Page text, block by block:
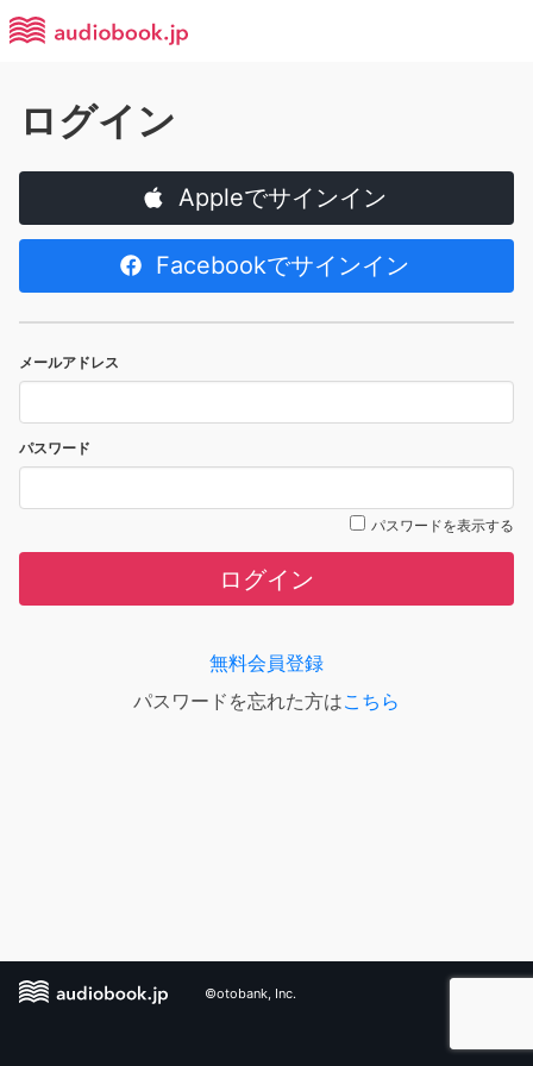
ログイン
Appleでサインイン
Facebookでサインイン
メールアドレス
パスワード
パスワードを表示する
ログイン
無料会員登録
パスワードを忘れた方はこちら
©otobank, Inc.